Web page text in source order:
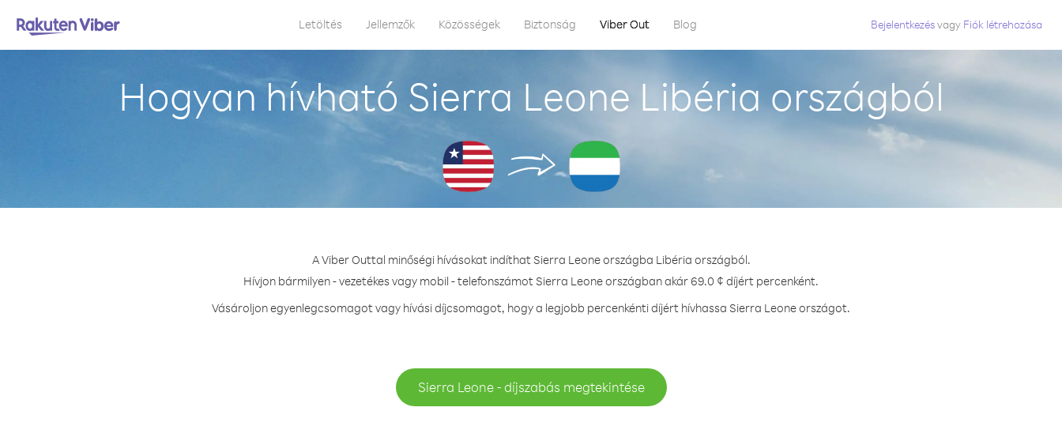
Letöltés Jellemzők Közösségek Biztonság Viber Out Blog Bejelentkezésvagy Fiók létrehozása
Hogyan hívható Sierra Leone Libéria országból
A Viber Outtal minőségi hívásokat indíthat Sierra Leone országba Libéria országból.
Hívjon bármilyen - vezetékes vagy mobil - telefonszámot Sierra Leone országban akár 69.0 ¢ díjért percenként.
Vásároljon egyenlegcsomagot vagy hívási díjcsomagot, hogy a legjobb percenkénti díjért hívhassa Sierra Leone országot.
Sierra Leone - díjszabás megtekintése